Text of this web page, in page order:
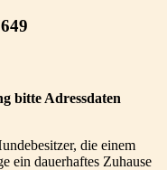
bitte Adressdaten
die einem
ein dauerhaftes Zuhause